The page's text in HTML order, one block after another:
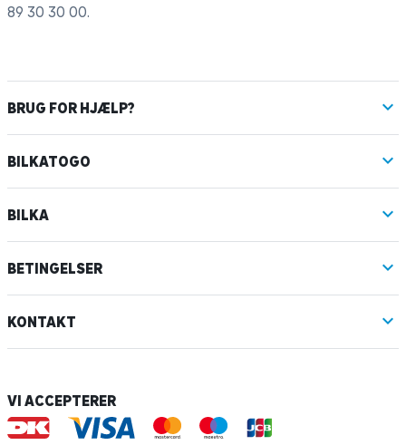
89 30 30 00.
BRUG FOR HJÆLP?
BILKATOGO
BILKA
BETINGELSER
KONTAKT
VI ACCEPTERER